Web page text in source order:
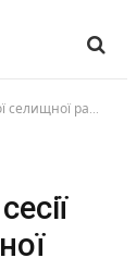
селищної ради Наталії Ревчук. ВІДЕО